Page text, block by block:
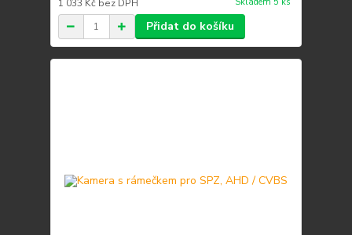
1 033 Kč bez DPH
Přidat do košíku